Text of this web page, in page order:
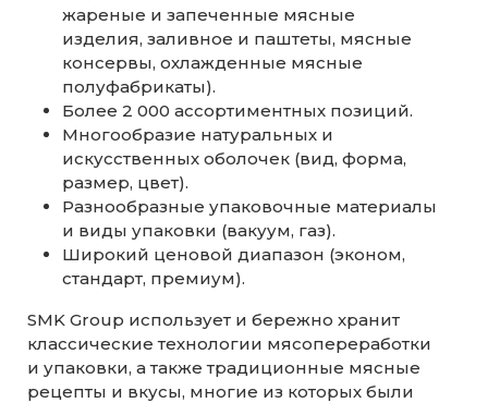
жареные и запеченные мясные
изделия, заливное и паштеты, мясные
консервы, охлажденные мясные
полуфабрикаты).
Более 2 000 ассортиментных позиций.
Многообразие натуральных и
искусственных оболочек (вид, форма,
размер, цвет).
Разнообразные упаковочные материалы
и виды упаковки (вакуум, газ).
Широкий ценовой диапазон (эконом,
стандарт, премиум).
SMK Group использует и бережно хранит
классические технологии мясопереработки
и упаковки, а также традиционные мясные
рецепты и вкусы, многие из которых были